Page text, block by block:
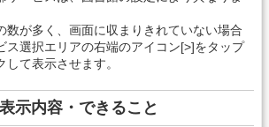
数が多く、画面に収まりきれていない場合
ス選択エリアの右端のアイコン[>]をタップ
して表示させます。
示内容・できること